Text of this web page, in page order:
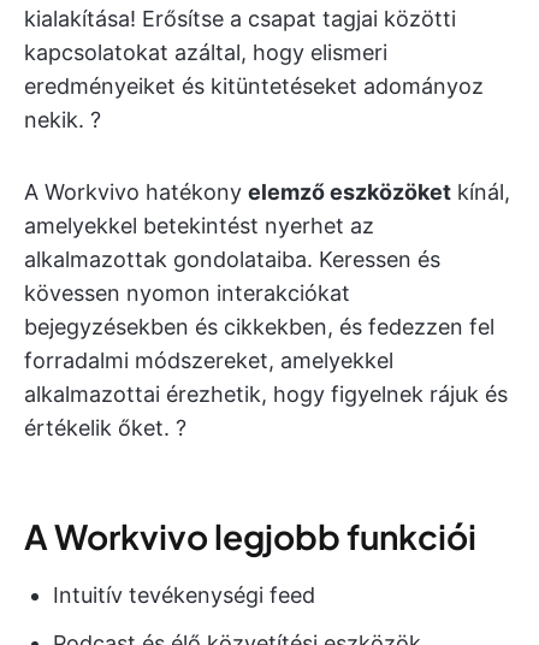
kialakítása! Erősítse a csapat tagjai közötti
kapcsolatokat azáltal, hogy elismeri
eredményeiket és kitüntetéseket adományoz
nekik. ?
A Workvivo hatékony elemző eszközöket kínál,
amelyekkel betekintést nyerhet az
alkalmazottak gondolataiba. Keressen és
kövessen nyomon interakciókat
bejegyzésekben és cikkekben, és fedezzen fel
forradalmi módszereket, amelyekkel
alkalmazottai érezhetik, hogy figyelnek rájuk és
értékelik őket. ?
A Workvivo legjobb funkciói
Intuitív tevékenységi feed